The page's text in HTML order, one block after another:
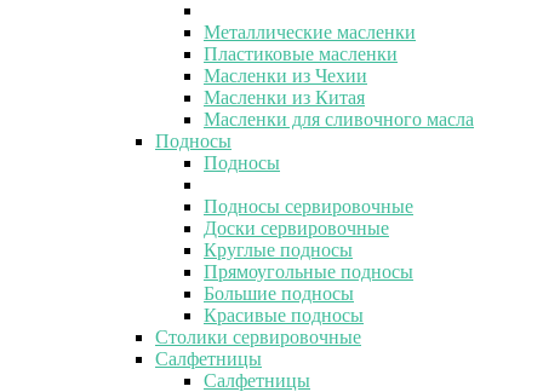
Металлические масленки
Пластиковые масленки
Масленки из Чехии
Масленки из Китая
Масленки для сливочного масла
Подносы
Подносы
Подносы сервировочные
Доски сервировочные
Круглые подносы
Прямоугольные подносы
Большие подносы
Красивые подносы
Столики сервировочные
Салфетницы
Салфетницы